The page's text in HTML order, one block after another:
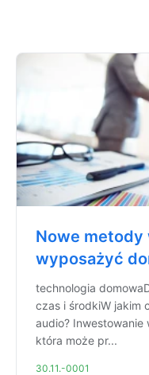
Nowe metody
wyposażyć
technologia
czas i środkiW jakim
audio?
która może pr...
30.11.-0001